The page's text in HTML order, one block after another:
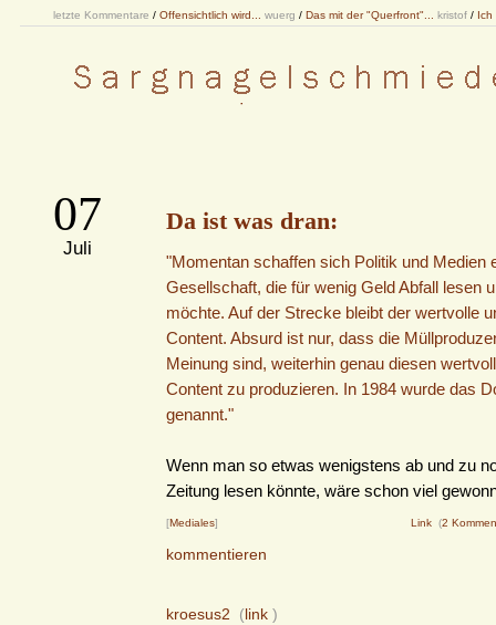
letzte Kommentare / Offensichtlich wird... wuerg / Das mit der "Querfront"... kristof / Ich
07
Juli
Da ist was dran:
"Momentan schaffen sich Politik und Medien
Gesellschaft, die für wenig Geld Abfall lesen
möchte. Auf der Strecke bleibt der wertvolle
Content. Absurd ist nur, dass die
Meinung sind, weiterhin genau diesen
Content zu produzieren. In 1984 wurde das
genannt."
Wenn man so etwas wenigstens ab und zu
Zeitung lesen könnte, wäre schon viel
[Mediales] Link (2
kommentieren
kroesus2 (link )